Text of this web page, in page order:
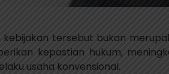
kebijakan tersebut bukan
kepastian hukum,
usaha konvensional.